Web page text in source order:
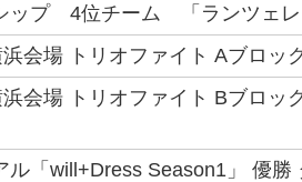
ップ 4位チーム 「ランツェ
浜会場 トリオファイト Aブロ
浜会場 トリオファイト Bブロ
ル「will+Dress Season1」 優